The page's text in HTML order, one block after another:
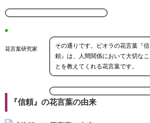
花言葉研究家
その通りです。ビオラの花言葉『信
頼』は、人間関係において大切なこ
とを教えてくれる花言葉です。
『信頼』の花言葉の由来